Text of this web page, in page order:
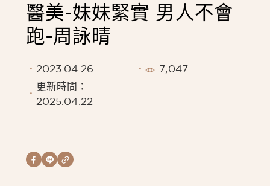
醫美-妹妹緊實 男人不會
跑-周詠晴
2023.04.26
7,047
更新時間：
2025.04.22